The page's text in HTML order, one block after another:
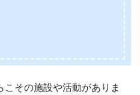
その施設や活動がありま